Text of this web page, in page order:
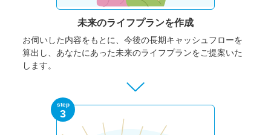
未来のライフプランを作成
お伺いした内容をもとに、今後の長期キャッシュフローを
算出し、あなたにあった未来のライフプランをご提案いた
します。
step
3